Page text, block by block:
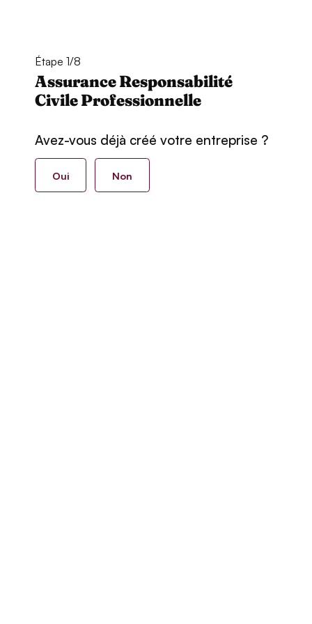
Étape 1/8
Assurance Responsabilité
Civile Professionnelle
Avez-vous déjà créé votre entreprise ?
Oui Non